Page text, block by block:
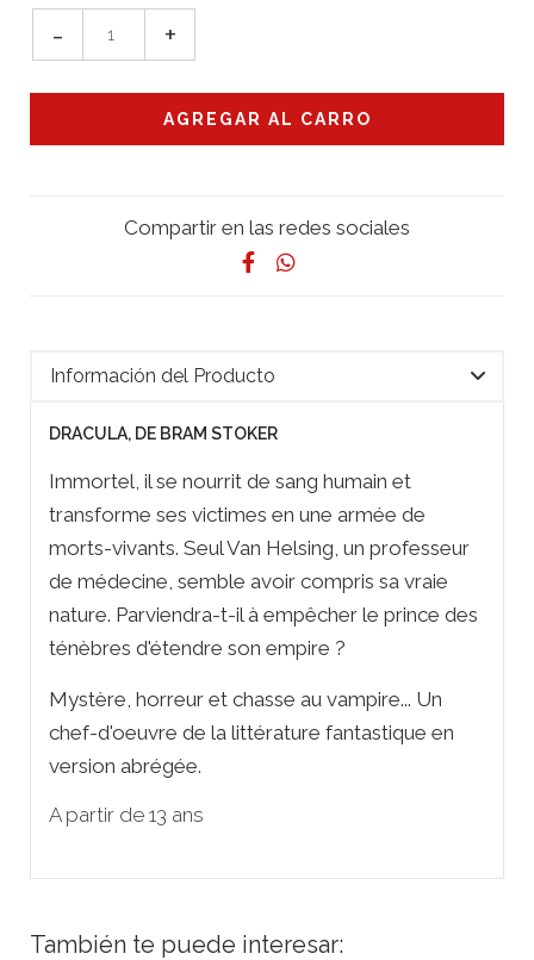
- +
Compartir en las redes sociales
Información del Producto
DRACULA, DE BRAM STOKER
Immortel, il se nourrit de sang humain et
transforme ses victimes en une armée de
morts-vivants. Seul Van Helsing, un professeur
de médecine, semble avoir compris sa vraie
nature. Parviendra-t-il à empêcher le prince des
ténèbres d'étendre son empire ?
Mystère, horreur et chasse au vampire... Un
chef-d'oeuvre de la littérature fantastique en
version abrégée.
A partir de 13 ans
También te puede interesar: